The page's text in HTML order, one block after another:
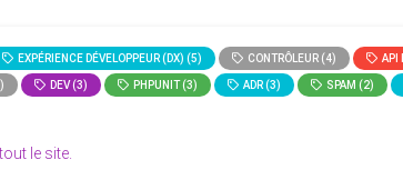
EXPÉRIENCE DÉVELOPPEUR (DX) (5) CONTRÔLEUR (4) API
DEV (3) PHPUNIT (3) ADR (3) SPAM (2)
le site.